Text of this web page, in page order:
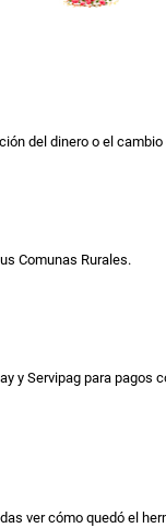
del dinero o el cambio
Comunas Rurales.
y Servipag para pagos
ver cómo quedó el